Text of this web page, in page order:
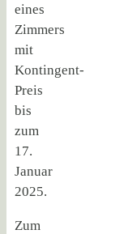
eines
Zimmers
mit
Kontingent-
Preis
bis
zum
17.
Januar
2025.
Zum